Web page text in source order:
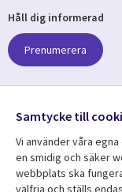
Håll dig informerad
Prenumerera
Följ oss
Social
Media
SWEDEN
Samtycke till
Vi använder våra
en smidig och säker
webbplats ska
valfria och ställs